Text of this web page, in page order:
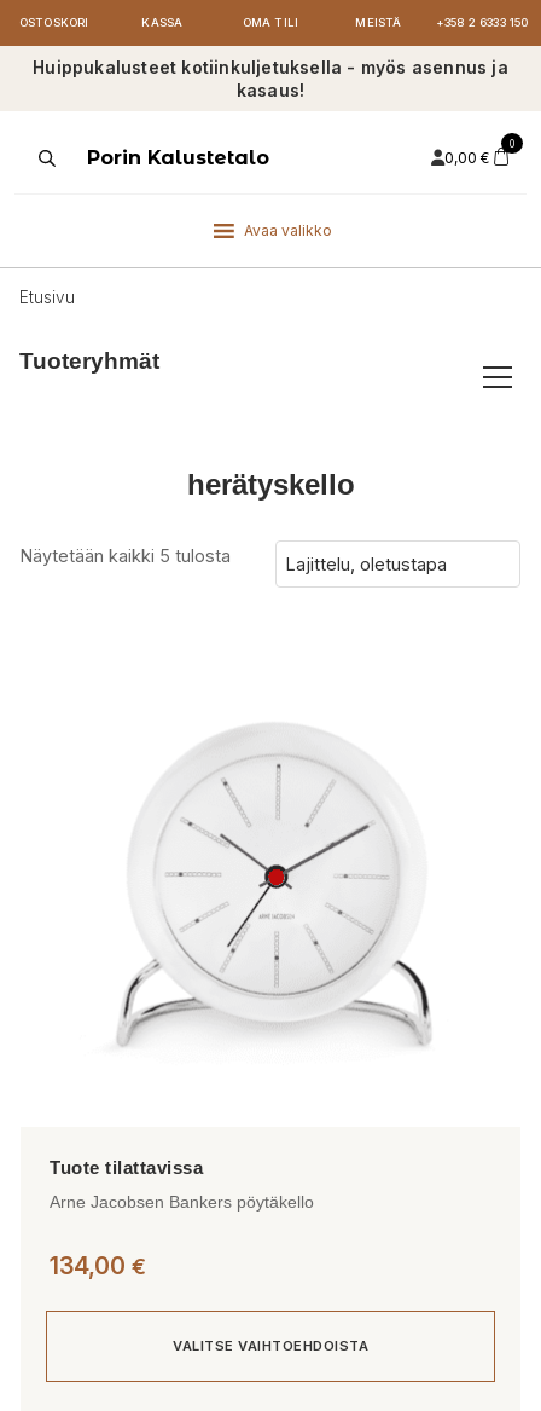
OSTOSKORI KASSA OMA TILI MEISTÄ +358 2 6333 150
Huippukalusteet kotiinkuljetuksella - myös asennus ja
kasaus!
ProductsPorin Kalustetalo 0,00 €
0
Avaa valikko
Etusivu
Tuoteryhmät
herätyskello
Näytetään kaikki 5 tulosta
Arne Jacobsen Bankers pöytäkello
134,00 €
VALITSE VAIHTOEHDOISTA